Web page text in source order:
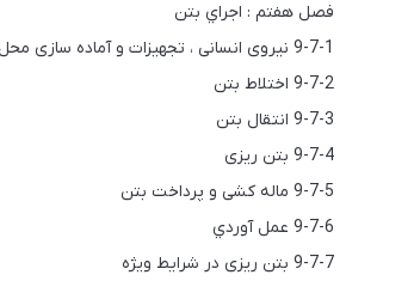
فصل هفتم : اجراي بتن
9-7-1 نیروی انسانی ، تجهیزات و آماده سازی محل بتن ریزی
9-7-2 اختلاط بتن
9-7-3 انتقال بتن
9-7-4 بتن ریزی
9-7-5 ماله کشی و پرداخت بتن
9-7-6 عمل آوردي
9-7-7 بتن ریزی در شرایط ویژه